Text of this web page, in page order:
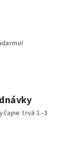
trvá 1–3